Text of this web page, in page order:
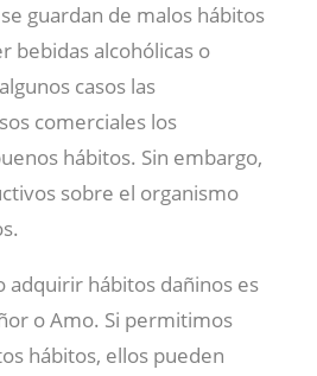
guardan de malos hábitos
bebidas alcohólicas o
casos las
comerciales los
hábitos. Sin embargo,
sobre el organismo
adquirir hábitos dañinos es
o Amo. Si permitimos
hábitos, ellos pueden